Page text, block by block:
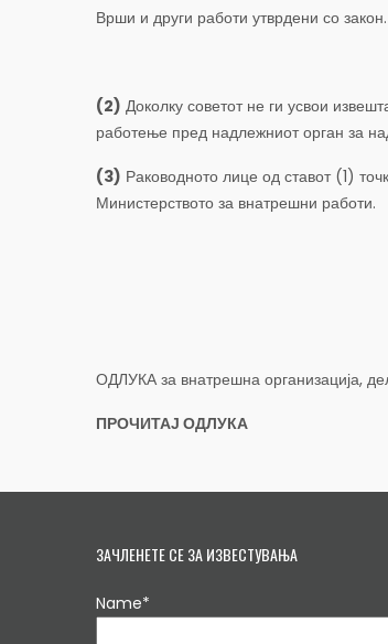
Врши и други работи утврдени со закон.
(2) Доколку советот не ги усвои
работење пред надлежниот орган за
(3) Раководното лице од ставот (1)
Министерството за внатрешни работи.
ОДЛУКА за внатрешна организација,
ПРОЧИТАЈ ОДЛУКА
ЗАЧЛЕНЕТЕ СЕ ЗА ИЗВЕСТУВАЊА
Name*